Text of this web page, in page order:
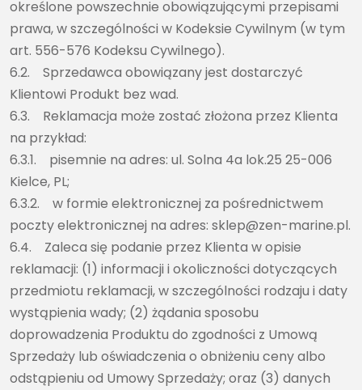
określone powszechnie obowiązującymi przepisami
prawa, w szczególności w Kodeksie Cywilnym (w tym
art. 556-576 Kodeksu Cywilnego).
6.2. Sprzedawca obowiązany jest dostarczyć
Klientowi Produkt bez wad.
6.3. Reklamacja może zostać złożona przez Klienta
na przykład:
6.3.1. pisemnie na adres: ul. Solna 4a lok.25 25-006
Kielce, PL;
6.3.2. w formie elektronicznej za pośrednictwem
poczty elektronicznej na adres: sklep@zen-marine.pl.
6.4. Zaleca się podanie przez Klienta w opisie
reklamacji: (1) informacji i okoliczności dotyczących
przedmiotu reklamacji, w szczególności rodzaju i daty
wystąpienia wady; (2) żądania sposobu
doprowadzenia Produktu do zgodności z Umową
Sprzedaży lub oświadczenia o obniżeniu ceny albo
odstąpieniu od Umowy Sprzedaży; oraz (3) danych